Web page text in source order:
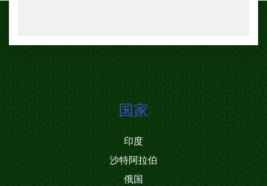
国家
印度
沙特阿拉伯
俄国